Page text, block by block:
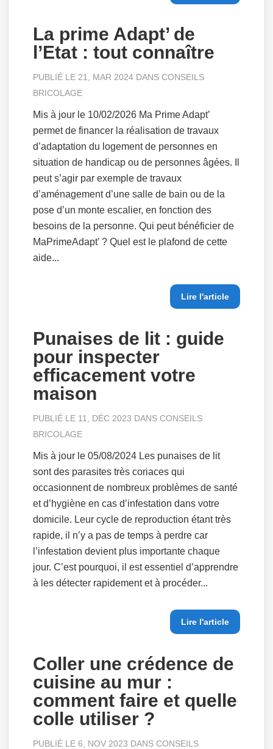
La prime Adapt’ de
l’Etat : tout connaître
PUBLIÉ LE 21, MAR 2024 DANSCONSEILS
BRICOLAGE
Mis à jour le 10/02/2026 Ma Prime Adapt’
permet de financer la réalisation de travaux
d’adaptation du logement de personnes en
situation de handicap ou de personnes âgées. Il
peut s’agir par exemple de travaux
d’aménagement d’une salle de bain ou de la
pose d’un monte escalier, en fonction des
besoins de la personne. Qui peut bénéficier de
MaPrimeAdapt’ ? Quel est le plafond de cette
aide...
Lire l'article
Punaises de lit : guide
pour inspecter
efficacement votre
maison
PUBLIÉ LE 11, DÉC 2023 DANSCONSEILS
BRICOLAGE
Mis à jour le 05/08/2024 Les punaises de lit
sont des parasites très coriaces qui
occasionnent de nombreux problèmes de santé
et d’hygiène en cas d’infestation dans votre
domicile. Leur cycle de reproduction étant très
rapide, il n’y a pas de temps à perdre car
l’infestation devient plus importante chaque
jour. C’est pourquoi, il est essentiel d’apprendre
à les détecter rapidement et à procéder...
Lire l'article
Coller une crédence de
cuisine au mur :
comment faire et quelle
colle utiliser ?
PUBLIÉ LE 6, NOV 2023 DANSCONSEILS